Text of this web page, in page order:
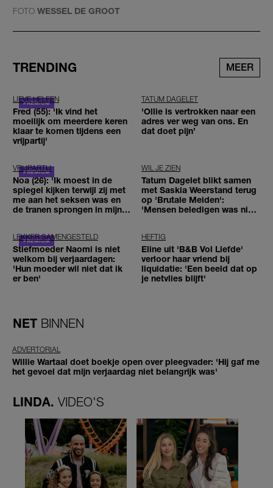
FOTO WESSEL DE GROOT
TRENDING MEER
LIEVE HELEEN
Fred (55): 'Ik vind het
moeilijk om meerdere keren
klaar te komen tijdens een
vrijpartij'
TATUM DAGELET
'Ollie is vertrokken naar een
adres ver weg van ons. En
dat doet pijn’
VRIJPARTIJ
Noa (26): 'Ik moest in de
spiegel kijken terwijl zij met
me aan het seksen was en
de tranen sprongen in mijn
WIL JE ZIEN
Tatum Dagelet blikt samen
met Saskia Weerstand terug
op 'Brutale Meiden':
'Mensen beledigen was niet
LEKKER SAMENGESTELD
Stiefmoeder Naomi is niet
welkom bij verjaardagen:
'Hun moeder wil niet dat ik
er ben'
HEFTIG
Eline uit 'B&B Vol Liefde'
verloor haar vriend bij
liquidatie: 'Een beeld dat op
je netvlies blijft'
NET BINNEN
ADVERTORIAL
Willie Wartaal doet boekje open over pleegvader: 'Hij gaf me
het gevoel dat mijn verjaardag niet belangrijk was'
LINDA. VIDEO'S